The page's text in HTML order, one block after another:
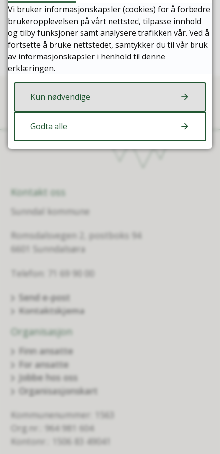
Ja Nei
Kontakt oss
Sunndal kommune
Romsdalsvegen 2, postboks 94
6601 Sunndalsøra
Telefon: 71 69 90 00
Send e-post
Kontaktskjema
Organisasjon
Finn ansatte
For ansatte
Jobbe hos oss
Organisasjonskart
Kommunenummer: 1563
Org.nr.: 964 981 604
Kontonr.: 1506 83 49041
Vi bruker informasjonskapsler (cookies) for å forbedre
brukeropplevelsen på vårt nettsted, tilpasse innhold
og tilby funksjoner samt analysere trafikken vår. Ved å
fortsette å bruke nettstedet, samtykker du til vår bruk
av informasjonskapsler i henhold til denne
erklæringen.
Kun nødvendige
Godta alle